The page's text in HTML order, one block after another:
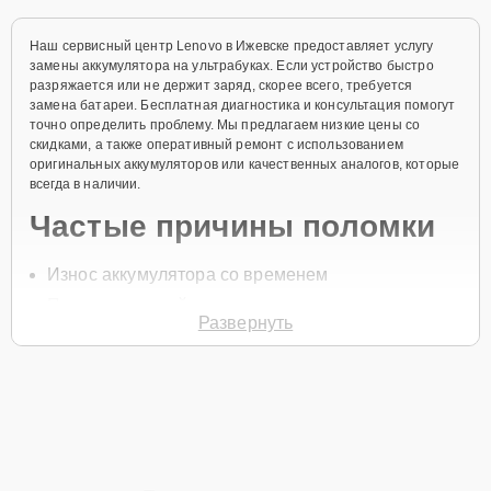
Наш сервисный центр Lenovo в Ижевске предоставляет услугу
замены аккумулятора на ультрабуках. Если устройство быстро
разряжается или не держит заряд, скорее всего, требуется
замена батареи. Бесплатная диагностика и консультация помогут
точно определить проблему. Мы предлагаем низкие цены со
скидками, а также оперативный ремонт с использованием
оригинальных аккумуляторов или качественных аналогов, которые
всегда в наличии.
Частые причины поломки
Износ аккумулятора со временем
Неисправности контроллера питания
Развернуть